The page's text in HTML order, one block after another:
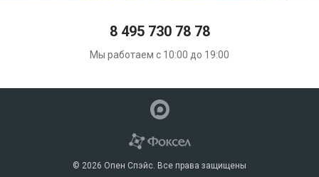
8 495 730 78 78
Мы работаем с 10:00 до 19:00
© 2026 Опен Спэйс. Все права защищены